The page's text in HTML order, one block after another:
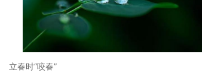
立春时“咬春”